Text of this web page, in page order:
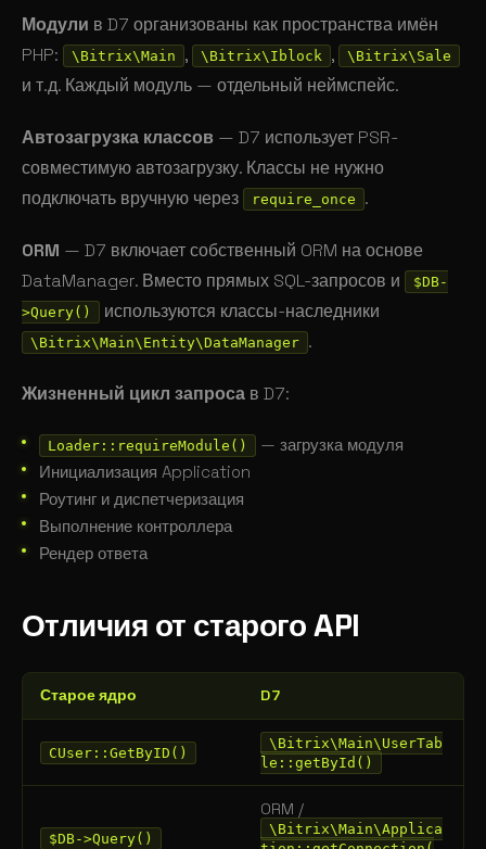
Модули в D7 организованы как пространства имён
PHP:
\Bitrix\Main , \Bitrix\Iblock , \Bitrix\Sale
и т.д. Каждый модуль — отдельный неймспейс.
Автозагрузка классов — D7 использует PSR-
совместимую автозагрузку. Классы не нужно
подключать вручную через
require_once .
ORM — D7 включает собственный ORM на основе
DataManager. Вместо прямых SQL-запросов и
$DB-
>Query()
используются классы-наследники
\Bitrix\Main\Entity\DataManager .
Жизненный цикл запроса в D7:
Loader::requireModule()
— загрузка модуля
Инициализация Application
Роутинг и диспетчеризация
Выполнение контроллера
Рендер ответа
Отличия от старого API
Старое ядро D7
CUser::GetByID()
\Bitrix\Main\UserTab
le::getById()
$DB->Query()
ORM /
\Bitrix\Main\Applica